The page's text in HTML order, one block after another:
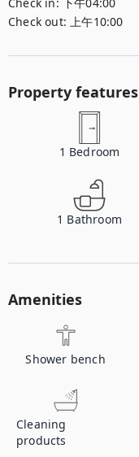
Check out: 上午10:00
Property features
1 Bedroom
1 Bathroom
Amenities
Shower bench
Cleaning
products